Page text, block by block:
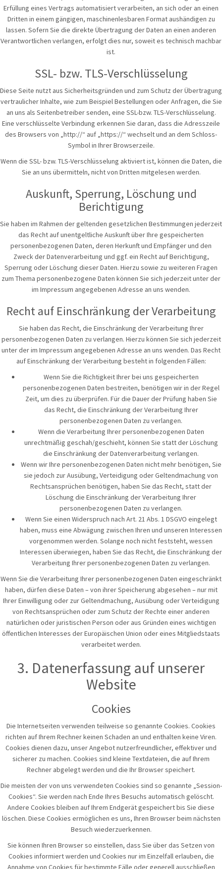
Erfüllung eines Vertrags automatisiert verarbeiten, an sich oder an einen
Dritten in einem gängigen, maschinenlesbaren Format aushändigen zu
lassen. Sofern Sie die direkte Übertragung der Daten an einen anderen
Verantwortlichen verlangen, erfolgt dies nur, soweit es technisch machbar
ist.
SSL- bzw. TLS-Verschlüsselung
Diese Seite nutzt aus Sicherheitsgründen und zum Schutz der Übertragung
vertraulicher Inhalte, wie zum Beispiel Bestellungen oder Anfragen, die Sie
an uns als Seitenbetreiber senden, eine SSL-bzw. TLS-Verschlüsselung.
Eine verschlüsselte Verbindung erkennen Sie daran, dass die Adresszeile
des Browsers von „http://“ auf „https://“ wechselt und an dem Schloss-
Symbol in Ihrer Browserzeile.
Wenn die SSL- bzw. TLS-Verschlüsselung aktiviert ist, können die Daten, die
Sie an uns übermitteln, nicht von Dritten mitgelesen werden.
Auskunft, Sperrung, Löschung und
Berichtigung
Sie haben im Rahmen der geltenden gesetzlichen Bestimmungen jederzeit
das Recht auf unentgeltliche Auskunft über Ihre gespeicherten
personenbezogenen Daten, deren Herkunft und Empfänger und den
Zweck der Datenverarbeitung und ggf. ein Recht auf Berichtigung,
Sperrung oder Löschung dieser Daten. Hierzu sowie zu weiteren Fragen
zum Thema personenbezogene Daten können Sie sich jederzeit unter der
im Impressum angegebenen Adresse an uns wenden.
Recht auf Einschränkung der Verarbeitung
Sie haben das Recht, die Einschränkung der Verarbeitung Ihrer
personenbezogenen Daten zu verlangen. Hierzu können Sie sich jederzeit
unter der im Impressum angegebenen Adresse an uns wenden. Das Recht
auf Einschränkung der Verarbeitung besteht in folgenden Fällen:
Wenn Sie die Richtigkeit Ihrer bei uns gespeicherten
personenbezogenen Daten bestreiten, benötigen wir in der Regel
Zeit, um dies zu überprüfen. Für die Dauer der Prüfung haben Sie
das Recht, die Einschränkung der Verarbeitung Ihrer
personenbezogenen Daten zu verlangen.
Wenn die Verarbeitung Ihrer personenbezogenen Daten
unrechtmäßig geschah/geschieht, können Sie statt der Löschung
die Einschränkung der Datenverarbeitung verlangen.
Wenn wir Ihre personenbezogenen Daten nicht mehr benötigen, Sie
sie jedoch zur Ausübung, Verteidigung oder Geltendmachung von
Rechtsansprüchen benötigen, haben Sie das Recht, statt der
Löschung die Einschränkung der Verarbeitung Ihrer
personenbezogenen Daten zu verlangen.
Wenn Sie einen Widerspruch nach Art. 21 Abs. 1 DSGVO eingelegt
haben, muss eine Abwägung zwischen Ihren und unseren Interessen
vorgenommen werden. Solange noch nicht feststeht, wessen
Interessen überwiegen, haben Sie das Recht, die Einschränkung der
Verarbeitung Ihrer personenbezogenen Daten zu verlangen.
Wenn Sie die Verarbeitung Ihrer personenbezogenen Daten eingeschränkt
haben, dürfen diese Daten – von ihrer Speicherung abgesehen – nur mit
Ihrer Einwilligung oder zur Geltendmachung, Ausübung oder Verteidigung
von Rechtsansprüchen oder zum Schutz der Rechte einer anderen
natürlichen oder juristischen Person oder aus Gründen eines wichtigen
öffentlichen Interesses der Europäischen Union oder eines Mitgliedstaats
verarbeitet werden.
3. Datenerfassung auf unserer
Website
Cookies
Die Internetseiten verwenden teilweise so genannte Cookies. Cookies
richten auf Ihrem Rechner keinen Schaden an und enthalten keine Viren.
Cookies dienen dazu, unser Angebot nutzerfreundlicher, effektiver und
sicherer zu machen. Cookies sind kleine Textdateien, die auf Ihrem
Rechner abgelegt werden und die Ihr Browser speichert.
Die meisten der von uns verwendeten Cookies sind so genannte „Session-
Cookies“. Sie werden nach Ende Ihres Besuchs automatisch gelöscht.
Andere Cookies bleiben auf Ihrem Endgerät gespeichert bis Sie diese
löschen. Diese Cookies ermöglichen es uns, Ihren Browser beim nächsten
Besuch wiederzuerkennen.
Sie können Ihren Browser so einstellen, dass Sie über das Setzen von
Cookies informiert werden und Cookies nur im Einzelfall erlauben, die
Annahme von Cookies für bestimmte Fälle oder generell ausschließen